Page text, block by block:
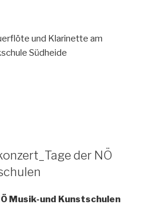
und Klarinette am
Südheide
der NÖ
Musik-und Kunstschulen